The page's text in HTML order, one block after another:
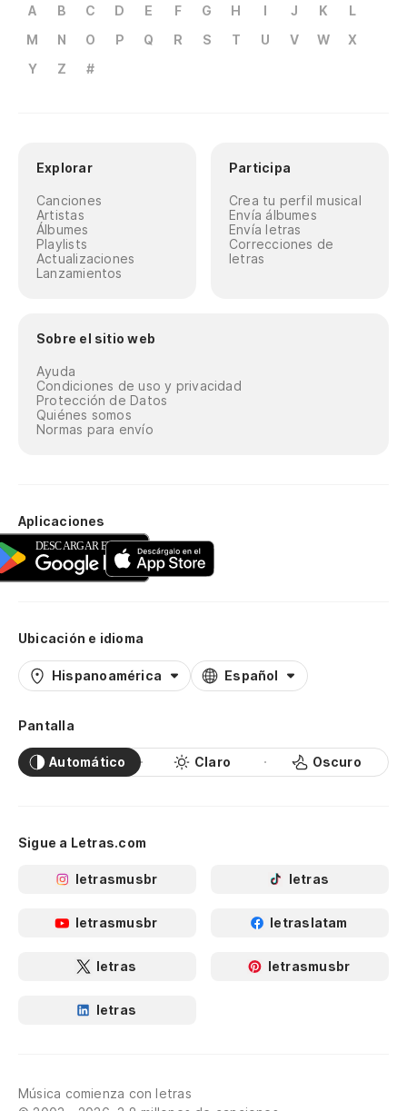
A B C D E F G H I J K
L
M
N O P Q R S T U V W
X
Y
Z #
Explorar
Canciones
Artistas
Álbumes
Playlists
Actualizaciones
Lanzamientos
Participa
Crea tu perfil musical
Envía álbumes
Envía letras
Correcciones de
letras
Sobre el sitio web
Ayuda
Condiciones de uso y privacidad
Protección de Datos
Quiénes somos
Normas para envío
Aplicaciones
Ubicación e idioma
Hispanoamérica Español
Pantalla
Automático Claro Oscuro
Sigue a Letras.com
letrasmusbr letras
letrasmusbr letraslatam
letras letrasmusbr
letras
Música comienza con letras